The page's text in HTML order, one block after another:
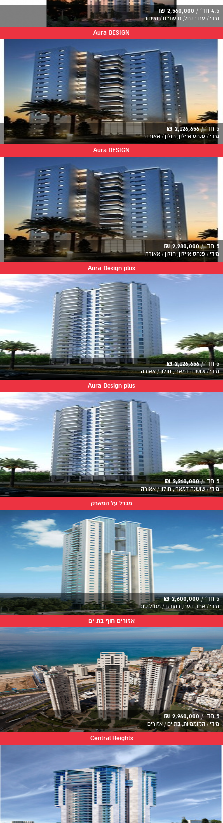
4.5 חד' / 2,560,000 ₪
מידי / ערבי נחל, גבעתיים / משהב
Aura DESIGN
5 חד' / 2,126,656 ₪
מידי / פנחס איילון, חולון / אאורה
Aura DESIGN
5 חד' / 2,280,000 ₪
מידי / פנחס איילון, חולון / אאורה
Aura Design plus
5 חד' / 2,126,656 ₪
מידי / שושנה דמארי, חולון / אאורה
Aura Design plus
5 חד' / 2,210,000 ₪
מידי / שושנה דמארי, חולון / אאורה
מגדל על הפארק
5 חד' / 2,600,000 ₪
מידי / אחד העם, רמת גן / מגדל טופ
אזורים חוף בת ים
5 חד' / 2,960,000 ₪
מידי / הקוממיות, בת ים / אזורים
Central Heights